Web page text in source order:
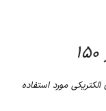
الکتریکی مورد استفاده